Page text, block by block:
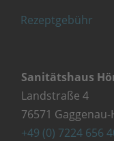
Rezeptgebühr
Sanitätshaus
Landstraße 4
76571
+49 (0) 7224 656